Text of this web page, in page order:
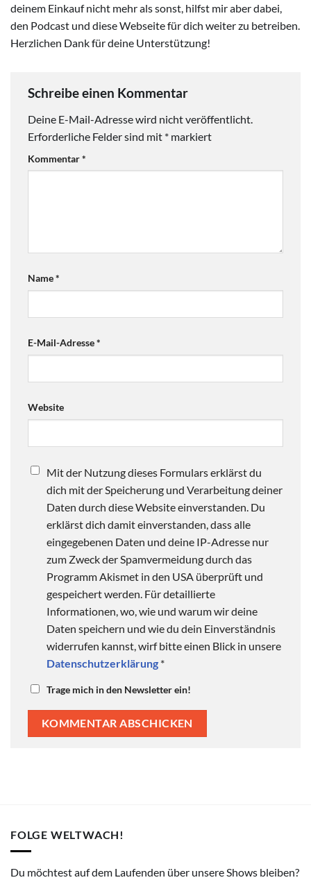
deinem Einkauf nicht mehr als sonst, hilfst mir aber dabei,
den Podcast und diese Webseite für dich weiter zu betreiben.
Herzlichen Dank für deine Unterstützung!
Schreibe einen Kommentar
Deine E-Mail-Adresse wird nicht veröffentlicht.
Erforderliche Felder sind mit * markiert
Kommentar*
Name*
E-Mail-Adresse*
Website
Mit der Nutzung dieses Formulars erklärst du
dich mit der Speicherung und Verarbeitung deiner
Daten durch diese Website einverstanden. Du
erklärst dich damit einverstanden, dass alle
eingegebenen Daten und deine IP-Adresse nur
zum Zweck der Spamvermeidung durch das
Programm Akismet in den USA überprüft und
gespeichert werden. Für detaillierte
Informationen, wo, wie und warum wir deine
Daten speichern und wie du dein Einverständnis
widerrufen kannst, wirf bitte einen Blick in unsere
Datenschutzerklärung *
Trage mich in den Newsletter ein!
FOLGE WELTWACH!
Du möchtest auf dem Laufenden über unsere Shows bleiben?